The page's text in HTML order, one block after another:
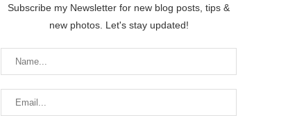
Subscribe my Newsletter for new blog posts, tips &
new photos. Let's stay updated!